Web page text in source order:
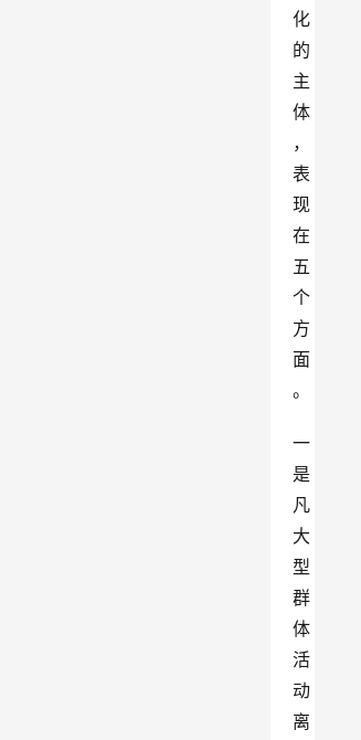
化
的
主
体
，
表
现
在
五
个
方
面
。
一
是
凡
大
型
群
体
活
动
离